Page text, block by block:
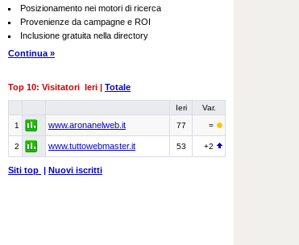
Posizionamento nei motori di ricerca
Provenienze da campagne e ROI
Inclusione gratuita nella directory
Continua »
Top 10: Visitatori Ieri | Totale
Ieri
Var.
1
www.aronanelweb.it 77 =
2 www.tuttowebmaster.it 53 +2
Siti top | Nuovi iscritti